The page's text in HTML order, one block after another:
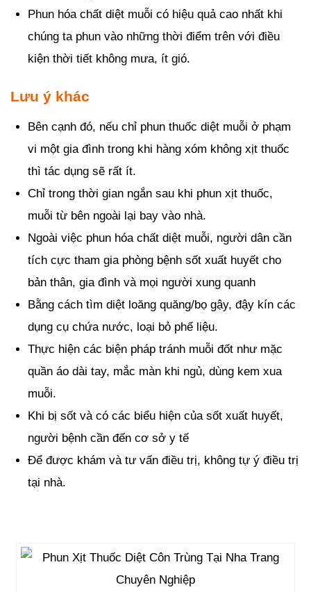
Phun hóa chất diệt muỗi có hiệu quả cao nhất khi
chúng ta phun vào những thời điểm trên với điều
kiện thời tiết không mưa, ít gió.
Lưu ý khác
Bên cạnh đó, nếu chỉ phun thuốc diệt muỗi ở phạm
vi một gia đình trong khi hàng xóm không xịt thuốc
thì tác dụng sẽ rất ít.
Chỉ trong thời gian ngắn sau khi phun xịt thuốc,
muỗi từ bên ngoài lại bay vào nhà.
Ngoài việc phun hóa chất diệt muỗi, người dân cần
tích cực tham gia phòng bệnh sốt xuất huyết cho
bản thân, gia đình và mọi người xung quanh
Bằng cách tìm diệt loăng quăng/bọ gậy, đậy kín các
dụng cụ chứa nước, loại bỏ phế liệu.
Thực hiện các biện pháp tránh muỗi đốt như mặc
quần áo dài tay, mắc màn khi ngủ, dùng kem xua
muỗi.
Khi bị sốt và có các biểu hiện của sốt xuất huyết,
người bệnh cần đến cơ sở y tế
Để được khám và tư vấn điều trị, không tự ý điều trị
tại nhà.